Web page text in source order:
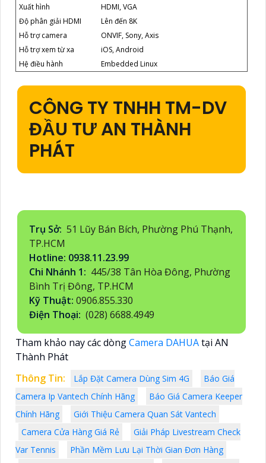
Xuất hình
HDMI, VGA
Độ phân giải HDMI
Lên đến 8K
Hỗ trợ camera
ONVIF, Sony, Axis
Hỗ trợ xem từ xa
iOS, Android
Hệ điều hành
Embedded Linux
CÔNG TY TNHH TM-DV
ĐẦU TƯ AN THÀNH
PHÁT
Trụ Sở: 51 Lũy Bán Bích, Phường Phú Thạnh,
TP.HCM
Hotline: 0938.11.23.99
Chi Nhánh 1: 445/38 Tân Hòa Đông, Phường
Bình Trị Đông, TP.HCM
Kỹ Thuật: 0906.855.330
Điện Thoại: (028) 6688.4949
Tham khảo nay các dòngCamera DAHUAtại AN
Thành Phát
Thông Tin:
Lắp Đặt Camera Dùng Sim 4G
Báo Giá
Camera Ip Vantech Chính Hãng
Báo Giá Camera Keeper
Chính Hãng
Giới Thiệu Camera Quan Sát Vantech
Camera Cửa Hàng Giá Rẻ
Giải Pháp Livestream Check
Var Tennis
Phần Mềm Lưu Lại Thời Gian Đơn Hàng